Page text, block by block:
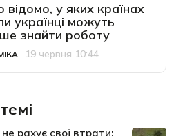
відомо, у яких країнах
українці можуть
знайти роботу
19 червня 10:44
рахує свої втрати: